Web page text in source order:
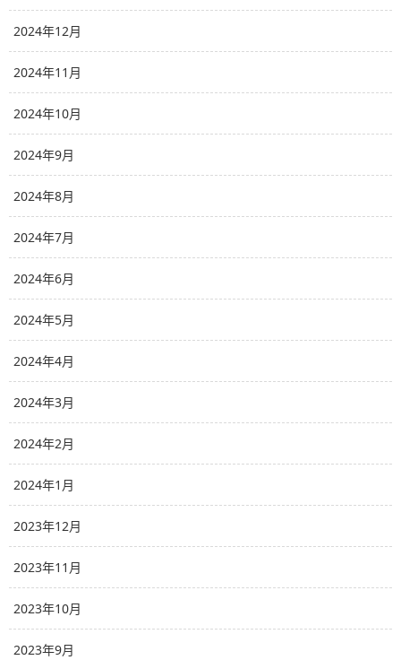
2024年12月
2024年11月
2024年10月
2024年9月
2024年8月
2024年7月
2024年6月
2024年5月
2024年4月
2024年3月
2024年2月
2024年1月
2023年12月
2023年11月
2023年10月
2023年9月